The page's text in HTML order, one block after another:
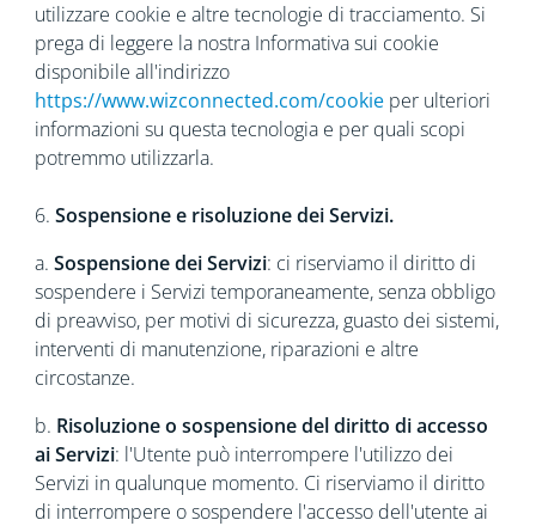
utilizzare cookie e altre tecnologie di tracciamento. Si
prega di leggere la nostra Informativa sui cookie
disponibile all'indirizzo
https://www.wizconnected.com/cookieper ulteriori
informazioni su questa tecnologia e per quali scopi
potremmo utilizzarla.
6. Sospensione e risoluzione dei Servizi.
a. Sospensione dei Servizi: ci riserviamo il diritto di
sospendere i Servizi temporaneamente, senza obbligo
di preavviso, per motivi di sicurezza, guasto dei sistemi,
interventi di manutenzione, riparazioni e altre
circostanze.
b. Risoluzione o sospensione del diritto di accesso
ai Servizi: l'Utente può interrompere l'utilizzo dei
Servizi in qualunque momento. Ci riserviamo il diritto
di interrompere o sospendere l'accesso dell'utente ai